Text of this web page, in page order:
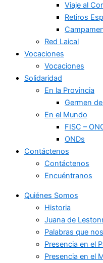
Viaje al
Retiros
Red Laical
Vocaciones
Vocaciones
Solidaridad
En la Provincia
Germen
En el Mundo
FISC –
ONDs
Contáctenos
Contáctenos
Encuéntranos
Quiénes Somos
Historia
Juana de
Palabras que
Presencia en el
Presencia en el